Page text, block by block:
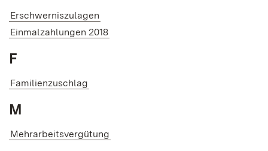
Erschwerniszulagen
Einmalzahlungen 2018
F
Familienzuschlag
M
Mehrarbeitsvergütung